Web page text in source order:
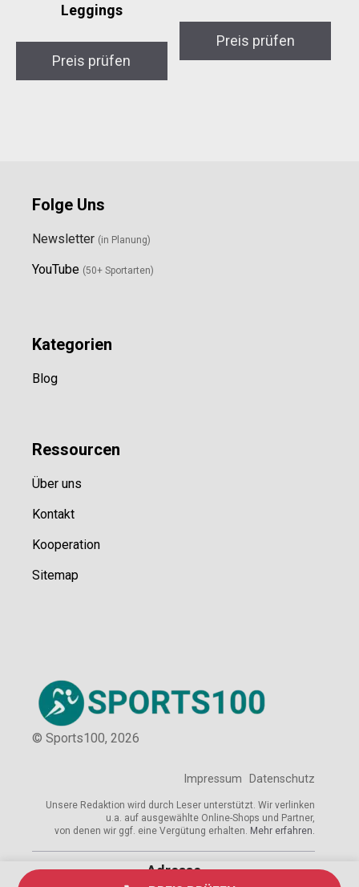
Leggings
Preis prüfen
Preis prüfen
Folge Uns
Newsletter (in Planung)
YouTube (50+ Sportarten)
Kategorien
Blog
Ressourcen
Über uns
Kontakt
Kooperation
Sitemap
© Sports100, 2026
Impressum Datenschutz
Unsere Redaktion wird durch Leser unterstützt. Wir verlinken
u.a. auf ausgewählte Online-Shops und Partner,
von denen wir ggf. eine Vergütung erhalten. Mehr erfahren.
Adresse